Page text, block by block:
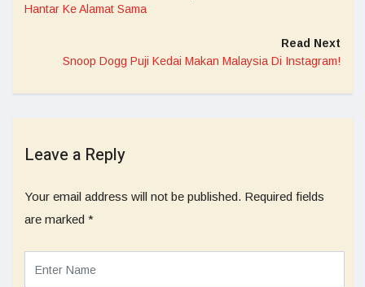
Hantar Ke Alamat Sama
Read Next
Snoop Dogg Puji Kedai Makan Malaysia Di Instagram!
Leave a Reply
Your email address will not be published. Required fields
are marked *